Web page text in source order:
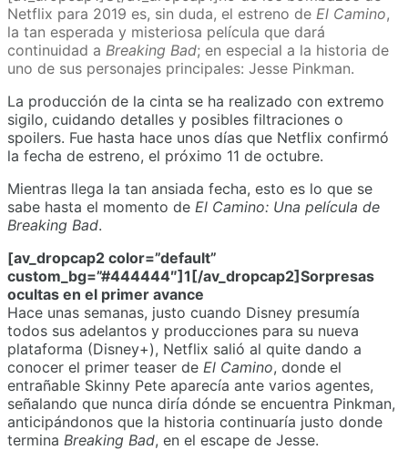
Netflix para 2019 es, sin duda, el estreno de El Camino,
la tan esperada y misteriosa película que dará
continuidad a Breaking Bad; en especial a la historia de
uno de sus personajes principales: Jesse Pinkman.
La producción de la cinta se ha realizado con extremo
sigilo, cuidando detalles y posibles filtraciones o
spoilers. Fue hasta hace unos días que Netflix confirmó
la fecha de estreno, el próximo 11 de octubre.
Mientras llega la tan ansiada fecha, esto es lo que se
sabe hasta el momento de El Camino: Una película de
Breaking Bad.
[av_dropcap2 color=”default”
custom_bg=”#444444″]1[/av_dropcap2]Sorpresas
ocultas en el primer avance
Hace unas semanas, justo cuando Disney presumía
todos sus adelantos y producciones para su nueva
plataforma (Disney+), Netflix salió al quite dando a
conocer el primer teaser de El Camino, donde el
entrañable Skinny Pete aparecía ante varios agentes,
señalando que nunca diría dónde se encuentra Pinkman,
anticipándonos que la historia continuaría justo donde
termina Breaking Bad, en el escape de Jesse.